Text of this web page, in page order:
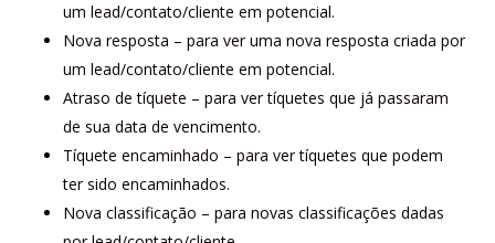
um lead/contato/cliente em potencial.
Nova resposta – para ver uma nova resposta criada por
um lead/contato/cliente em potencial.
Atraso de tíquete – para ver tíquetes que já passaram
de sua data de vencimento.
Tíquete encaminhado – para ver tíquetes que podem
ter sido encaminhados.
Nova classificação – para novas classificações dadas